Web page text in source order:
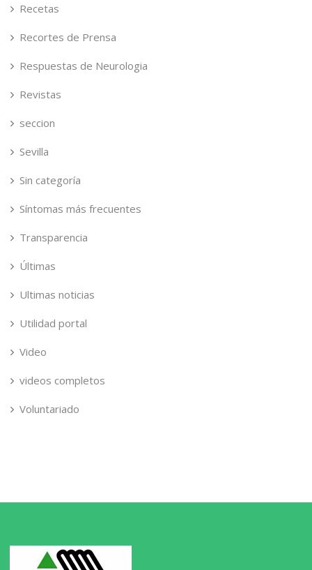
Recetas
Recortes de Prensa
Respuestas de Neurologia
Revistas
seccion
Sevilla
Sin categoría
Síntomas más frecuentes
Transparencia
Últimas
Ultimas noticias
Utilidad portal
Video
videos completos
Voluntariado